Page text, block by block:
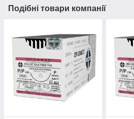
Подібні товари компанії